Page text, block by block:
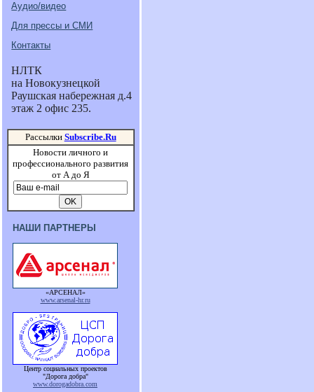
Аудио/видео
Для прессы и СМИ
Контакты
НЛТК
на Новокузнецкой
Раушская набережная д.4
этаж 2 офис 235.
Рассылки Subscribe.Ru
Новости личного и
профессионального развития
от А до Я
НАШИ ПАРТНЕРЫ
«АРСЕНАЛ»
www.arsenal-hr.ru
Центр социальных проектов
"Дорога добра"
www.dorogadobra.com